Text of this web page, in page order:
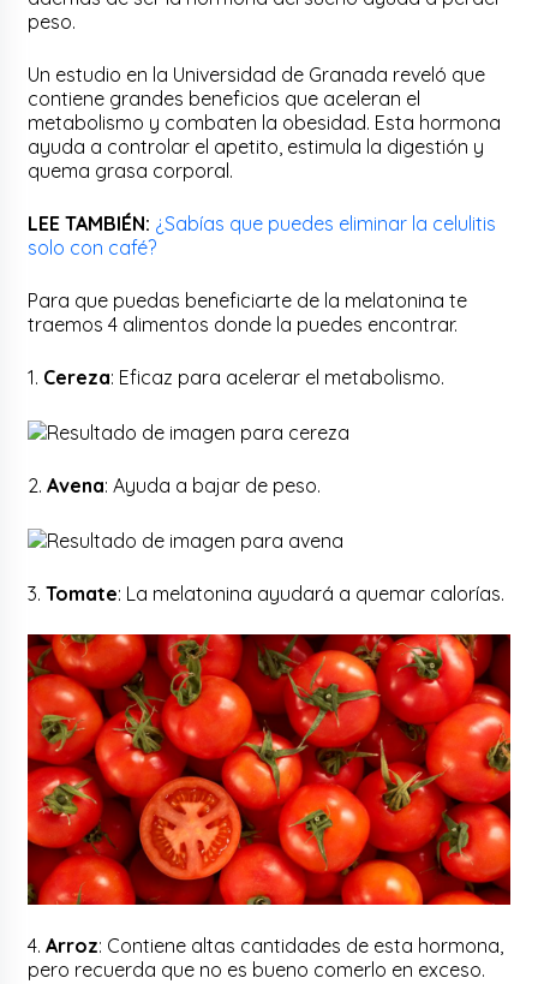
peso.
Un estudio en la Universidad de Granada reveló que
contiene grandes beneficios que aceleran el
metabolismo y combaten la obesidad. Esta hormona
ayuda a controlar el apetito, estimula la digestión y
quema grasa corporal.
LEE TAMBIÉN: ¿Sabías que puedes eliminar la celulitis
solo con café?
Para que puedas beneficiarte de la melatonina te
traemos 4 alimentos donde la puedes encontrar.
1. Cereza: Eficaz para acelerar el metabolismo.
2.Avena: Ayuda a bajar de peso.
3.Tomate: La melatonina ayudará a quemar calorías.
4.Arroz: Contiene altas cantidades de esta hormona,
pero recuerda que no es bueno comerlo en exceso.